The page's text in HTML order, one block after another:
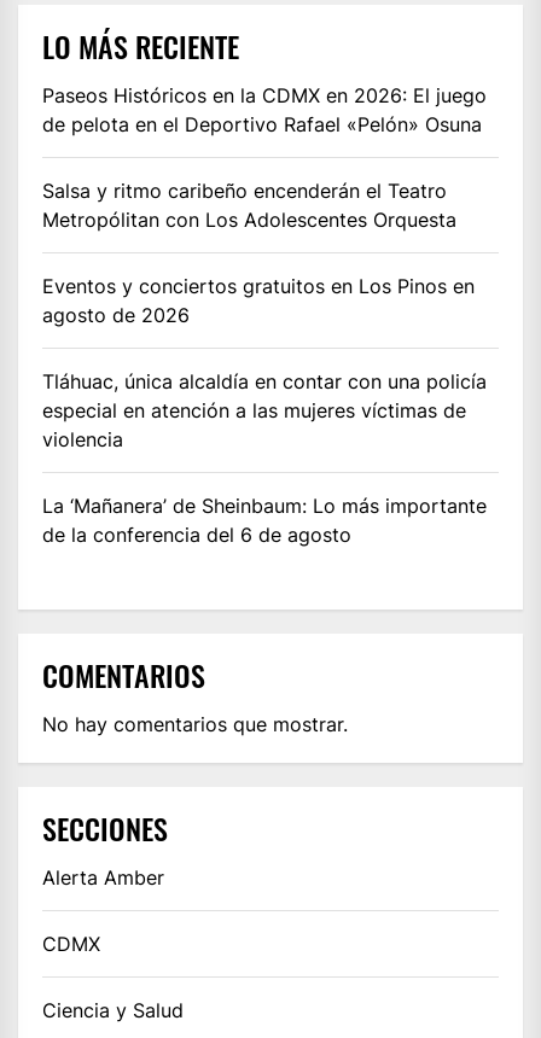
LO MÁS RECIENTE
Paseos Históricos en la CDMX en 2026: El juego
de pelota en el Deportivo Rafael «Pelón» Osuna
Salsa y ritmo caribeño encenderán el Teatro
Metropólitan con Los Adolescentes Orquesta
Eventos y conciertos gratuitos en Los Pinos en
agosto de 2026
Tláhuac, única alcaldía en contar con una policía
especial en atención a las mujeres víctimas de
violencia
La ‘Mañanera’ de Sheinbaum: Lo más importante
de la conferencia del 6 de agosto
COMENTARIOS
No hay comentarios que mostrar.
SECCIONES
Alerta Amber
CDMX
Ciencia y Salud